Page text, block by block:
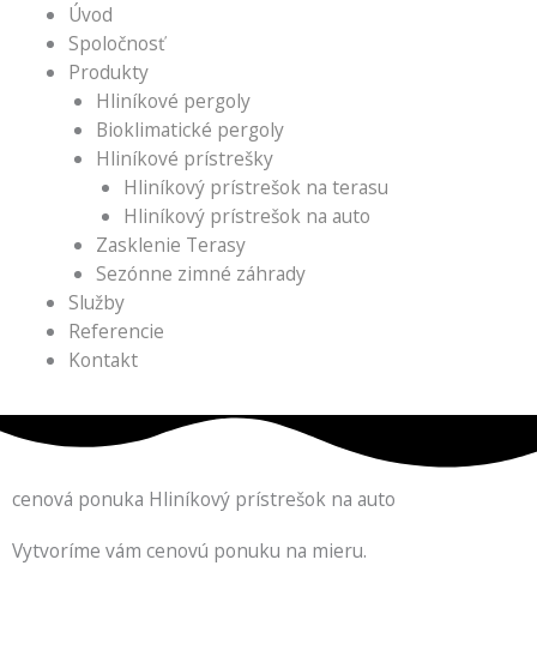
Úvod
Spoločnosť
Produkty
Hliníkové pergoly
Bioklimatické pergoly
Hliníkové prístrešky
Hliníkový prístrešok na terasu
Hliníkový prístrešok na auto
Zasklenie Terasy
Sezónne zimné záhrady
Služby
Referencie
Kontakt
cenová ponuka Hliníkový prístrešok na auto
Vytvoríme vám cenovú ponuku na mieru.